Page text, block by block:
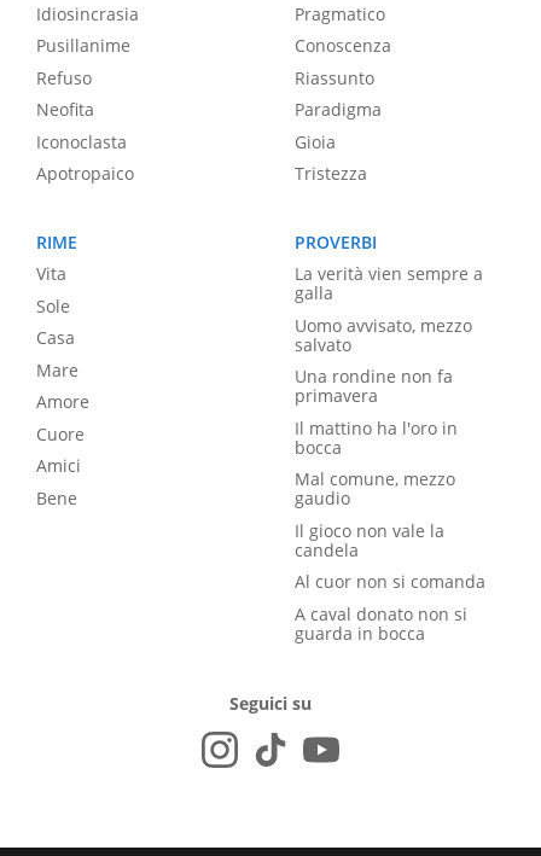
Idiosincrasia
Pusillanime
Refuso
Neofita
Iconoclasta
Apotropaico
Pragmatico
Conoscenza
Riassunto
Paradigma
Gioia
Tristezza
RIME
Vita
Sole
Casa
Mare
Amore
Cuore
Amici
Bene
PROVERBI
La verità vien sempre a
galla
Uomo avvisato, mezzo
salvato
Una rondine non fa
primavera
Il mattino ha l'oro in
bocca
Mal comune, mezzo
gaudio
Il gioco non vale la
candela
Al cuor non si comanda
A caval donato non si
guarda in bocca
Seguici su